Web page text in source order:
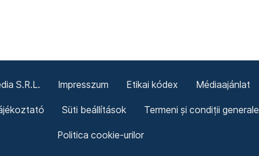
S.R.L. Impresszum Etikai kódex Médiaajánlat
Süti beállítások Termeni și condiții generale
Politica cookie-urilor